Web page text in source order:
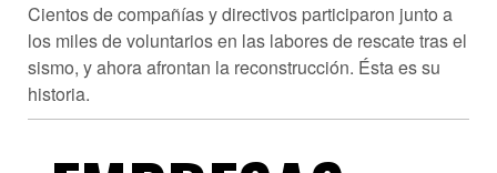
Cientos de compañías y directivos participaron junto a
los miles de voluntarios en las labores de rescate tras el
sismo, y ahora afrontan la reconstrucción. Ésta es su
historia.